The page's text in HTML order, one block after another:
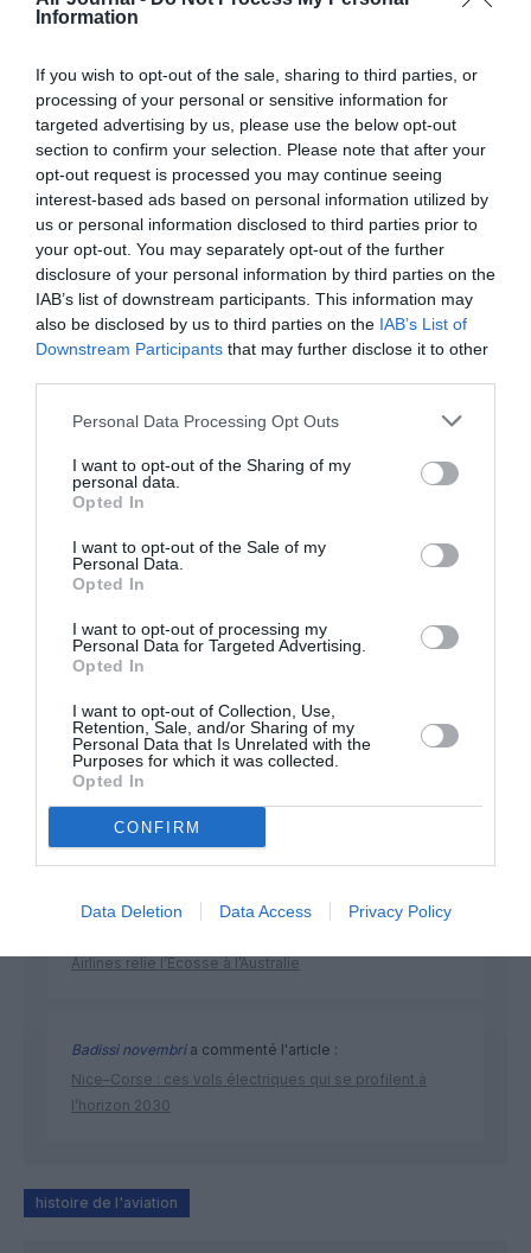
Information
If you wish to opt-out of the sale, sharing to third parties, or
processing of your personal or sensitive information for
targeted advertising by us, please use the below opt-out
section to confirm your selection. Please note that after your
opt-out request is processed you may continue seeing
interest-based ads based on personal information utilized by
us or personal information disclosed to third parties prior to
your opt-out. You may separately opt-out of the further
disclosure of your personal information by third parties on the
IAB’s list of downstream participants. This information may
also be disclosed by us to third parties on the IAB’s List of
Downstream Participants that may further disclose it to other
Personal Data Processing Opt Outs
I want to opt-out of the Sharing of my
personal data.
Opted In
I want to opt-out of the Sale of my
Personal Data.
Opted In
I want to opt-out of processing my
Personal Data for Targeted Advertising.
Opted In
I want to opt-out of Collection, Use,
Retention, Sale, and/or Sharing of my
Personal Data that Is Unrelated with the
Purposes for which it was collected.
Opted In
CONFIRM
Data Deletion Data Access Privacy Policy
RÉPONDRE
mnbeea commenté :
4 mai 2014 - 13 h 14 min
Un seul mot :
SUCCÈS
RÉPONDRE
LAISSER UN COMMENTAIRE
FAIRE UN DON
Appel aux lecteurs !
Soutenez Air Journal participez
NOUS SOUTENIR
DERNIERS COMMENTAIRES
Mathématiquesa commenté l'article :
Airlines relie l’Écosse à l’Australie
Badissi novembria commenté l'article :
Nice–Corse : ces vols électriques qui se profilent à
l’horizon 2030
histoire de l'aviation